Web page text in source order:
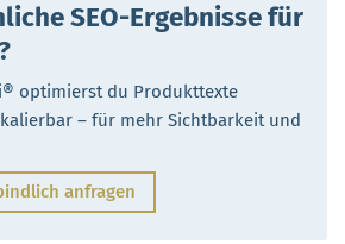
SEO-Ergebnisse für
optimierst du Produkttexte
– für mehr Sichtbarkeit und
anfragen